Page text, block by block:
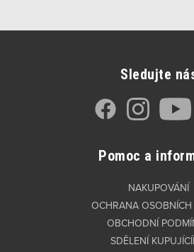
Sledujte
Pomoc a
NAKUPOVÁNÍ
OCHRANA
OBCHODNÍ
SDĚLENÍ